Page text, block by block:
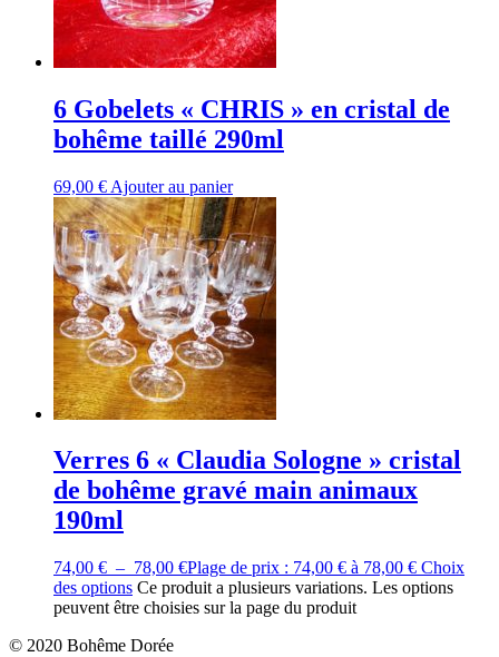
6 Gobelets « CHRIS » en cristal de
bohême taillé 290ml
69,00 € Ajouter au panier
Verres 6 « Claudia Sologne » cristal
de bohême gravé main animaux
190ml
74,00 € – 78,00 €Plage de prix : 74,00 € à 78,00 € Choix
des options Ce produit a plusieurs variations. Les options
peuvent être choisies sur la page du produit
© 2020 Bohême Dorée